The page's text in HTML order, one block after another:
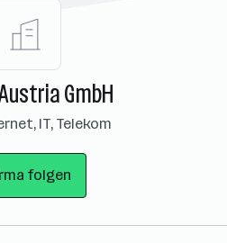
GmbH
IT, Telekom
folgen